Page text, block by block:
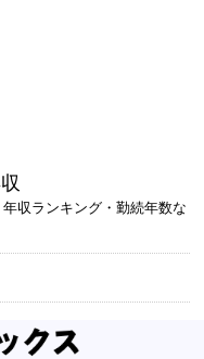
収ランキング・勤続年数な